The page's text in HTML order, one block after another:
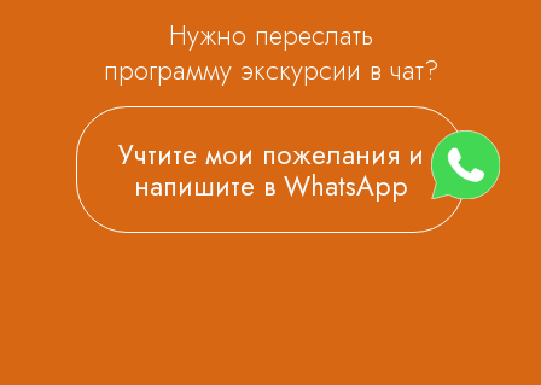
Нас рекомендуют